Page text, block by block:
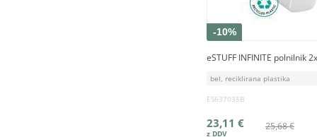
-10%
eSTUFF INFINITE polnilnik
bel, reciklirana plastika
ES637035B
25,68 €
23,11 €